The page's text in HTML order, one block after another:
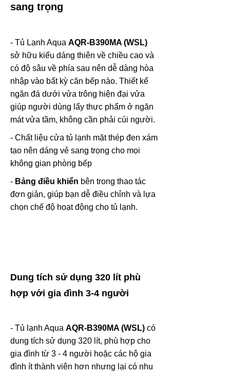
sang trọng
- Tủ Lạnh Aqua AQR-B390MA (WSL)
sở hữu kiểu dáng thiên về chiều cao và
có độ sâu về phía sau nên dễ dàng hòa
nhập vào bất kỳ căn bếp nào. Thiết kế
ngăn đá dưới vửa trông hiện đại vửa
giúp người dùng lấy thực phẩm ở ngăn
mát vửa tầm, không cần phải cúi người.
- Chất liệu cửa tủ lạnh mặt thép đen xám
tạo nên dáng vẻ sang trọng cho mọi
không gian phòng bếp
- Bảng điều khiển bên trong thao tác
đơn giản, giúp bạn dễ điều chỉnh và lựa
chọn chế độ hoạt động cho tủ lạnh.
Dung tích sử dụng 320 lít phù
hợp với gia đình 3-4 người
- Tủ lạnh Aqua AQR-B390MA (WSL) có
dung tích sử dụng 320 lít, phù hợp cho
gia đình từ 3 - 4 người hoặc các hộ gia
đình ít thành viên hơn nhưng lại có nhu